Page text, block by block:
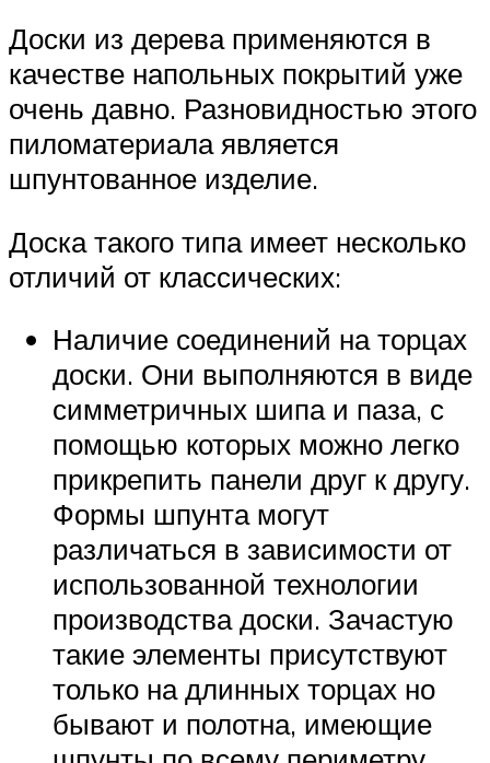
Доски из дерева применяются в
качестве напольных покрытий уже
очень давно. Разновидностью этого
пиломатериала является
шпунтованное изделие.
Доска такого типа имеет несколько
отличий от классических:
Наличие соединений на торцах
доски. Они выполняются в виде
симметричных шипа и паза, с
помощью которых можно легко
прикрепить панели друг к другу.
Формы шпунта могут
различаться в зависимости от
использованной технологии
производства доски. Зачастую
такие элементы присутствуют
только на длинных торцах но
бывают и полотна, имеющие